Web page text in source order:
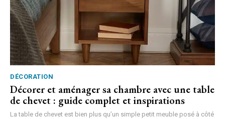
DÉCORATION
Décorer et aménager sa chambre avec une table
de chevet : guide complet et inspirations
La table de chevet est bien plus qu’un simple petit meuble posé à côté